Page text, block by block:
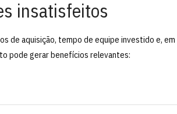
insatisfeitos
de aquisição, tempo de equipe investido e, em
pode gerar benefícios relevantes: